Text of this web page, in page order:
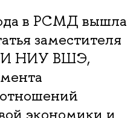
в РСМД вышла
заместителя
НИУ ВШЭ,
экономики и